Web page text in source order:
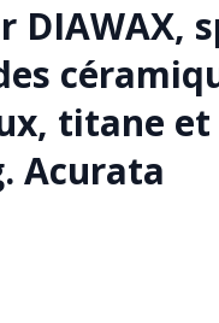
DIAWAX,
titane et
Acurata